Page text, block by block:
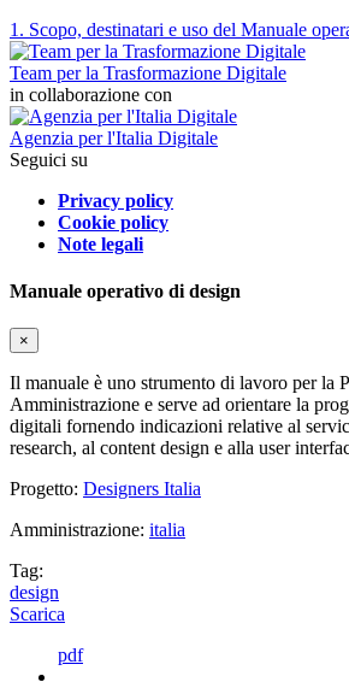
1. Scopo, destinatari e uso del Manuale
Team per la Trasformazione Digitale
in collaborazione con
Agenzia per l'Italia Digitale
Seguici su
Privacy policy
Cookie policy
Note legali
Manuale operativo di design
×
Il manuale è uno strumento di lavoro per la
Amministrazione e serve ad orientare la
digitali fornendo indicazioni relative al
research, al content design e alla user
Progetto: Designers Italia
Amministrazione: italia
Tag:
design
Scarica
pdf